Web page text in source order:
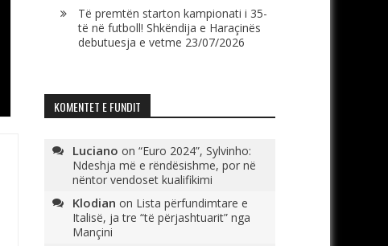
Të premtën starton kampionati i 35-
të në futboll! Shkëndija e Haraçinës
debutuesja e vetme 23/07/2026
KOMENTET E FUNDIT
Luciano on “Euro 2024”, Sylvinho:
Ndeshja më e rëndësishme, por në
nëntor vendoset kualifikimi
Klodian on Lista përfundimtare e
Italisë, ja tre “të përjashtuarit” nga
Mançini